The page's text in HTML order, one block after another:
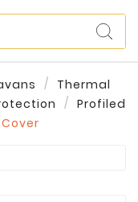
Thermal
Profiled